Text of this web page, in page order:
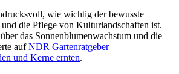
wie wichtig der bewusste
die Pflege von Kulturlandschaften ist.
das Sonnenblumenwachstum und die
aufNDR Gartenratgeber –
und Kerne ernten.